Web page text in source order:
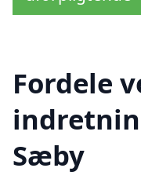
Fordele
Sæby